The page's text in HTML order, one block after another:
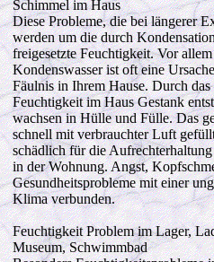
Schimmel im Haus
Diese Probleme, die bei längerer
werden um die durch
freigesetzte Feuchtigkeit. Vor
Kondenswasser ist oft eine
Fäulnis in Ihrem Hause. Durch
Feuchtigkeit im Haus Gestank
wachsen in Hülle und Fülle. Das
schnell mit verbrauchter Luft
schädlich für die
in der Wohnung. Angst,
Gesundheitsprobleme mit einer
Klima verbunden.
Feuchtigkeit Problem im Lager,
Museum, Schwimmbad